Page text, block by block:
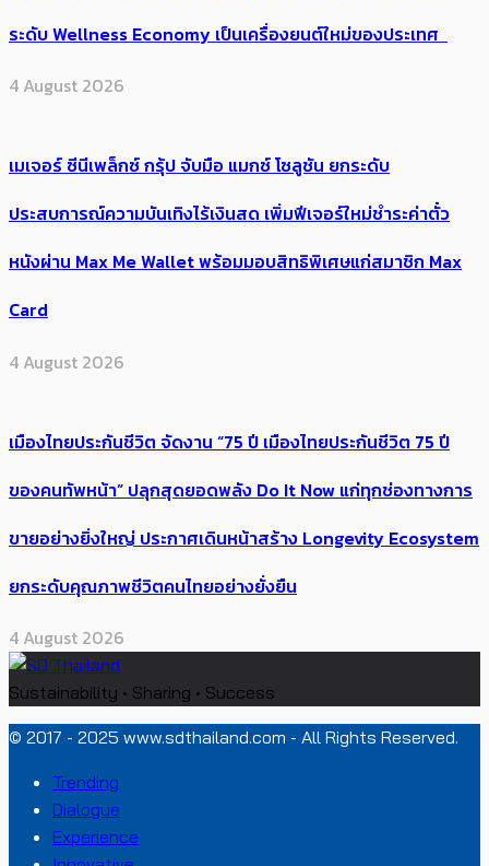
ระดับ Wellness Economy เป็นเครื่องยนต์ใหม่ของประเทศ
4 August 2026
เมเจอร์ ซีนีเพล็กซ์ กรุ้ป จับมือ แมกซ์ โซลูชัน ยกระดับ
ประสบการณ์ความบันเทิงไร้เงินสด เพิ่มฟีเจอร์ใหม่ชำระค่าตั๋ว
หนังผ่าน Max Me Wallet พร้อมมอบสิทธิพิเศษแก่สมาชิก Max
Card
4 August 2026
เมืองไทยประกันชีวิต จัดงาน “75 ปี เมืองไทยประกันชีวิต 75 ปี
ของคนทัพหน้า” ปลุกสุดยอดพลัง Do It Now แก่ทุกช่องทางการ
ขายอย่างยิ่งใหญ่ ประกาศเดินหน้าสร้าง Longevity Ecosystem
ยกระดับคุณภาพชีวิตคนไทยอย่างยั่งยืน
4 August 2026
Sustainability • Sharing • Success
© 2017 - 2025 www.sdthailand.com - All Rights Reserved.
Trending
Dialogue
Experience